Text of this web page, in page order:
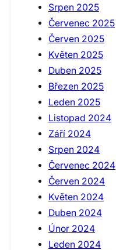
Srpen 2025
Červenec 2025
Červen 2025
Květen 2025
Duben 2025
Březen 2025
Leden 2025
Listopad 2024
Září 2024
Srpen 2024
Červenec 2024
Červen 2024
Květen 2024
Duben 2024
Únor 2024
Leden 2024